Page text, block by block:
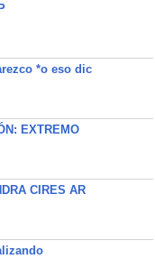
*o eso dic
EXTREMO
CIRES AR